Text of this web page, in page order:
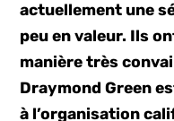
actuellement une
peu en valeur. Ils
manière très
Draymond Green
à l’organisation